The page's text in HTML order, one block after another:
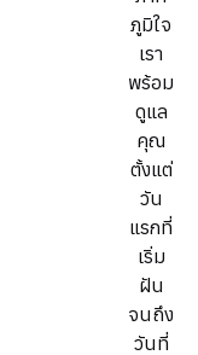
ภูมิใจ
เรา
พร้อม
ดูแล
คุณ
ตั้งแต่
วัน
แรกที่
เริ่ม
ฝัน
จนถึง
วันที่